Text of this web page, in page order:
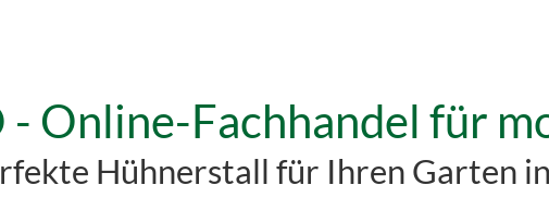
- Online-Fachhandel für
Hühnerstall für Ihren Garten